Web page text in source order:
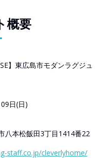
概要
】東広島市モダンラグジュ
日(日)
八本松飯田3丁目1414番22
staff.co.jp/cleverlyhome/